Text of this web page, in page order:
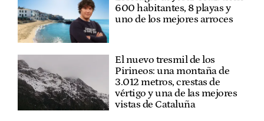
600 habitantes, 8 playas y
uno de los mejores arroces
El nuevo tresmil de los
Pirineos: una montaña de
3.012 metros, crestas de
vértigo y una de las mejores
vistas de Cataluña